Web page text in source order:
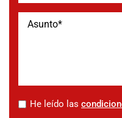
* He leído las